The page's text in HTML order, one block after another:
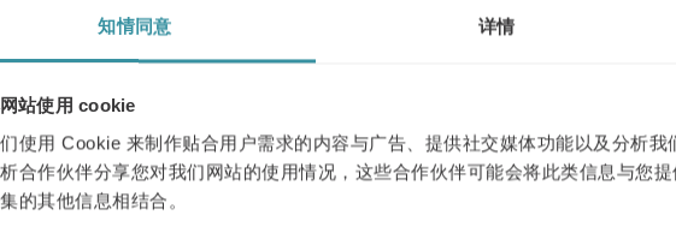
知情同意 详情
站使用 cookie
使用 Cookie 来制作贴合用户需求的内容与广告、提供社交媒体功能以及分析
合作伙伴分享您对我们网站的使用情况，这些合作伙伴可能会将此类信息与您
的其他信息相结合。